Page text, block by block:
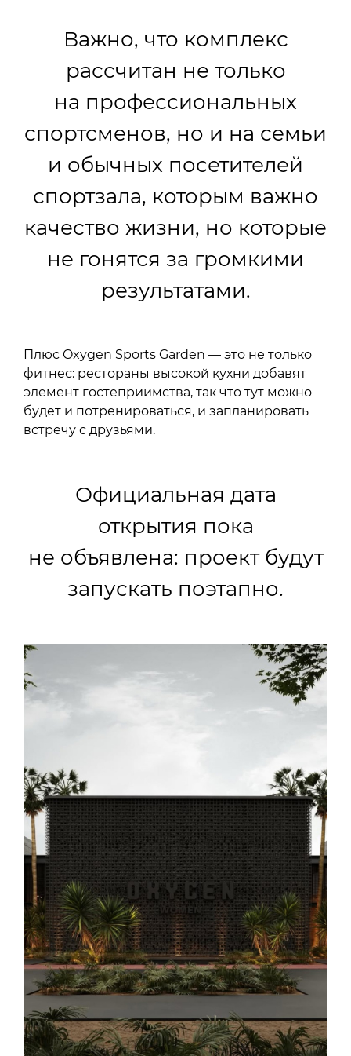
Важно, что комплекс
рассчитан не только
на профессиональных
спортсменов, но и на семьи
и обычных посетителей
спортзала, которым важно
качество жизни, но которые
не гонятся за громкими
результатами.
Плюс Oxygen Sports Garden — это не только
фитнес: рестораны высокой кухни добавят
элемент гостеприимства, так что тут можно
будет и потренироваться, и запланировать
встречу с друзьями.
Официальная дата
открытия пока
не объявлена: проект будут
запускать поэтапно.